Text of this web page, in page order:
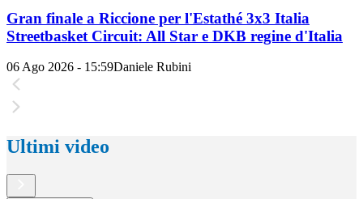
Gran finale a Riccione per l'Estathé 3x3 Italia
Streetbasket Circuit: All Star e DKB regine d'Italia
06 Ago 2026 - 15:59Daniele Rubini
Ultimi video